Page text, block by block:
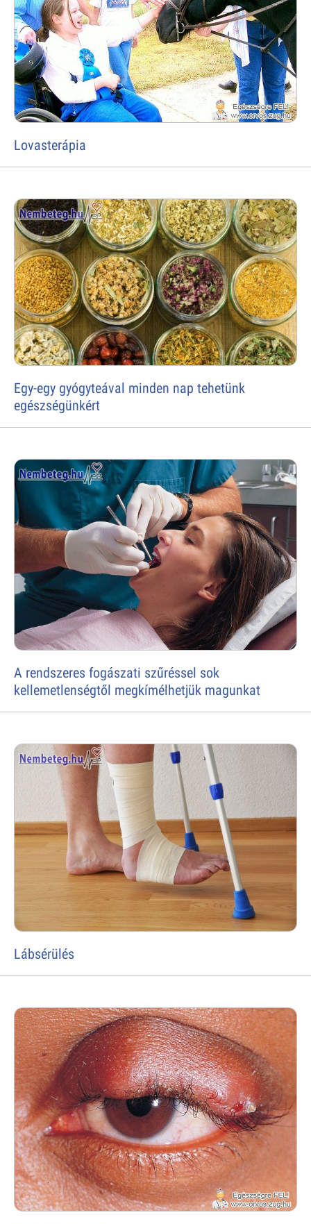
Lovasterápia
Egy-egy gyógyteával minden nap tehetünk
egészségünkért
A rendszeres fogászati szűréssel sok
kellemetlenségtől megkímélhetjük magunkat
Lábsérülés